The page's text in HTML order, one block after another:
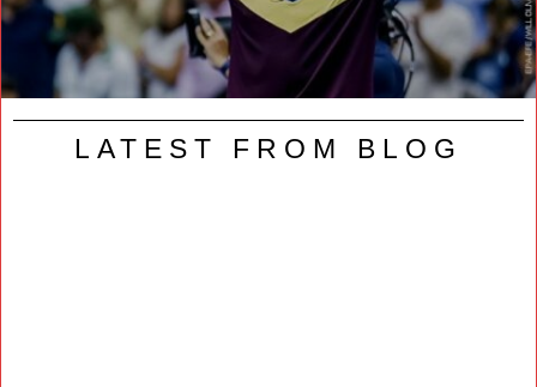
LATEST FROM BLOG